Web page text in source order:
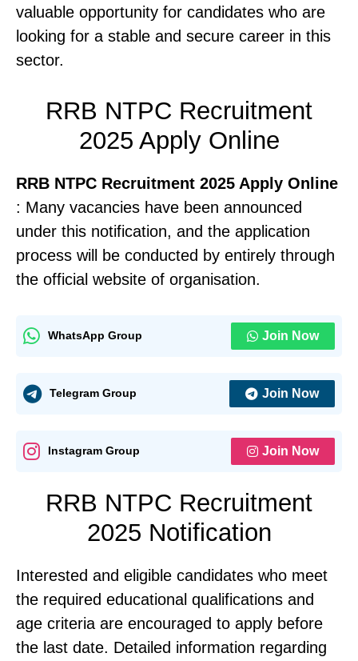
valuable opportunity for candidates who are
looking for a stable and secure career in this
sector.
RRB NTPC Recruitment
2025 Apply Online
RRB NTPC Recruitment 2025 Apply Online
: Many vacancies have been announced
under this notification, and the application
process will be conducted by entirely through
the official website of organisation.
WhatsApp Group Join Now
Telegram Group Join Now
Instagram Group Join Now
RRB NTPC Recruitment
2025 Notification
Interested and eligible candidates who meet
the required educational qualifications and
age criteria are encouraged to apply before
the last date. Detailed information regarding